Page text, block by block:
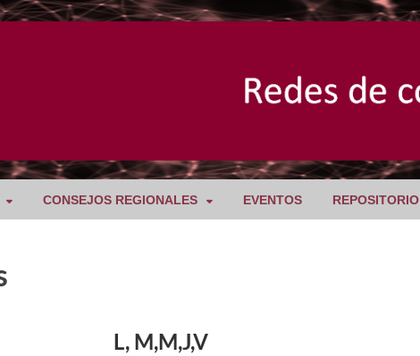
CONSEJOS REGIONALES EVENTOS REPOSITORIO
L, M,M,J,V